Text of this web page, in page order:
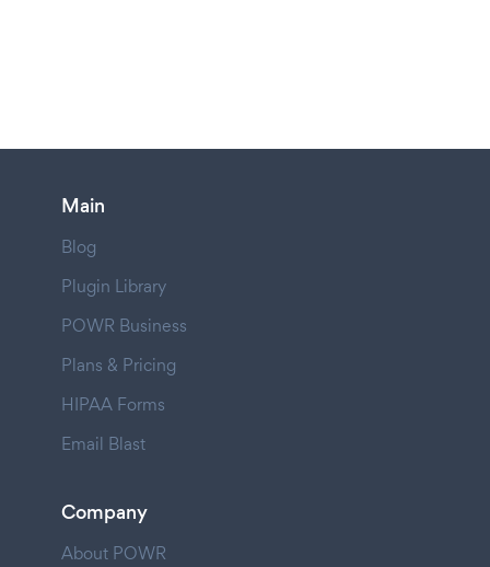
Main
Blog
Plugin Library
POWR Business
Plans & Pricing
HIPAA Forms
Email Blast
Company
About POWR